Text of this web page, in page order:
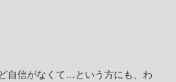
自信がなくて…という方にも、わ